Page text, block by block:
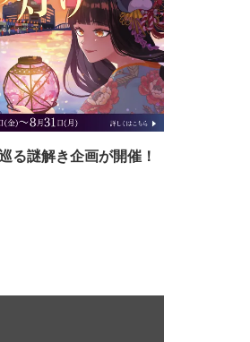
る謎解き企画が開催！